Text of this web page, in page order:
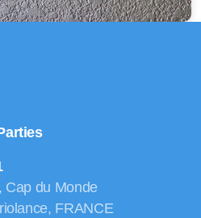
Cap du Monde
FRANCE